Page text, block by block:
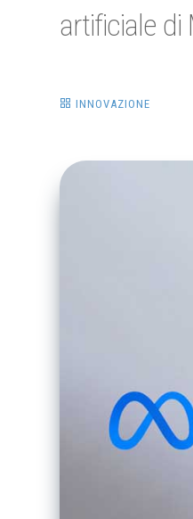
artificiale di
INNOVAZIONE